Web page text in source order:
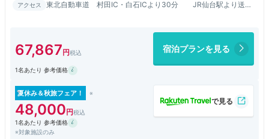
アクセス
東北自動車道 村田IC・白石ICより30分 JR仙台駅より送迎
67,867 宿泊プランを見る
1名あたり 参考価格
夏休み＆秋旅フェア！
48,000
1名あたり 参考価格
※対象施設のみ